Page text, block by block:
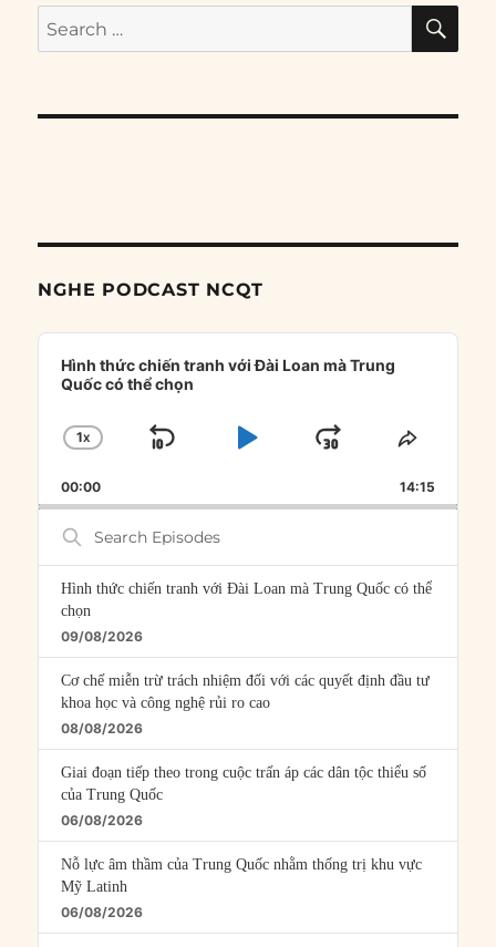
Search
for:
NGHE PODCAST NCQT
Audio
Player
Hình thức chiến tranh với Đài Loan mà Trung
Quốc có thể chọn
CHANGE
RATE
1X
SKIP
PLAYJUMP
FORWARD
SHARE
00:00 14:15
Search
Episodes
Hình thức chiến tranh với Đài Loan mà Trung Quốc có thể
chọn
09/08/2026
Cơ chế miễn trừ trách nhiệm đối với các quyết định đầu tư
khoa học và công nghệ rủi ro cao
08/08/2026
Giai đoạn tiếp theo trong cuộc trấn áp các dân tộc thiểu số
của Trung Quốc
06/08/2026
Nỗ lực âm thầm của Trung Quốc nhằm thống trị khu vực
Mỹ Latinh
06/08/2026